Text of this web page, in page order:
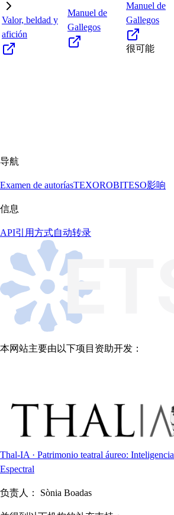
Valor, beldad y
afición
Manuel de
Gallegos
Manuel de
Gallegos
很可能
导航
Examen de autoríasTEXOROBITESO影响
信息
API引用方式自动转录
本网站主要由以下项目资助开发：
Thal-IA · Patrimonio teatral áureo:
Espectral
负责人： Sònia Boadas